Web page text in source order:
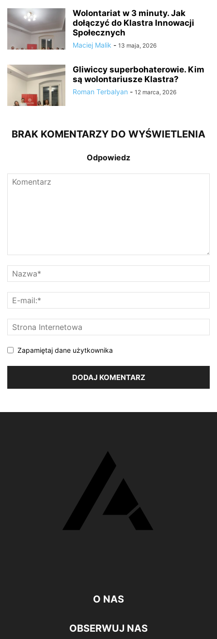
Wolontariat w 3 minuty. Jak
dołączyć do Klastra Innowacji
Społecznych
Maciej Malik - 13 maja, 2026
Gliwiccy superbohaterowie. Kim
są wolontariusze Klastra?
Roman Terbalyan - 12 marca, 2026
BRAK KOMENTARZY DO WYŚWIETLENIA
Odpowiedz
Zapamiętaj dane użytkownika
O NAS
OBSERWUJ NAS